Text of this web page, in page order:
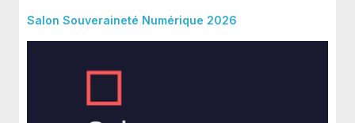
Salon Souveraineté Numérique 2026